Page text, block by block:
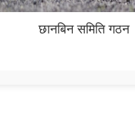
छानबिन समिति गठन